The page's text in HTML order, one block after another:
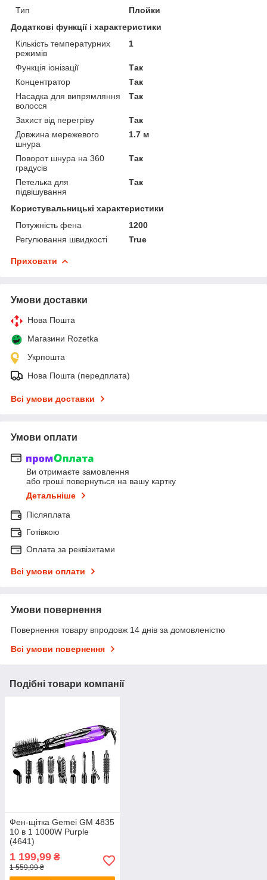
Тип
Плойки
Додаткові функції і характеристики
Кількість температурних
режимів
1
Функція іонізації
Так
Концентратор
Так
Насадка для випрямляння
волосся
Так
Захист від перегріву
Так
Довжина мережевого
шнура
1.7 м
Поворот шнура на 360
градусів
Так
Петелька для
підвішування
Так
Користувальницькі характеристики
Потужність фена
1200
Регулювання швидкості
True
Приховати
Умови доставки
Нова Пошта
Магазини Rozetka
Укрпошта
Нова Пошта (передплата)
Всі умови доставки
Умови оплати
Ви отримаєте замовлення
або гроші повернуться на вашу картку
Детальніше
Післяплата
Готівкою
Оплата за реквізитами
Всі умови оплати
Умови повернення
Повернення товару впродовж 14 днів за домовленістю
Всі умови повернення
Подібні товари компанії
Фен-щітка Gemei GM 4835
10 в 1 1000W Purple
(4641)
1 199,99 ₴
1 559,99 ₴